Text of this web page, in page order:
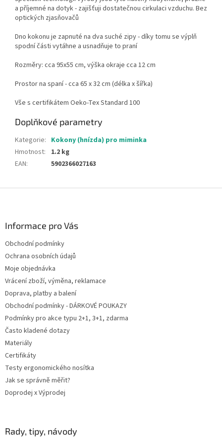
a příjemné na dotyk - zajišťuji dostatečnou cirkulaci vzduchu. Bez
optických zjasňovačů
Dno kokonu je zapnuté na dva suché zipy - díky tomu se výplň
spodní části vytáhne a usnadňuje to praní
Rozměry: cca 95x55 cm, výška okraje cca 12 cm
Prostor na spaní - cca 65 x 32 cm (délka x šířka)
Vše s certifikátem Oeko-Tex Standard 100
Doplňkové parametry
Kategorie: Kokony (hnízda) pro miminka
Hmotnost:
1.2 kg
EAN: 5902366027163
Informace pro Vás
Obchodní podmínky
Ochrana osobních údajů
Moje objednávka
Vrácení zboží, výměna, reklamace
Doprava, platby a balení
Obchodní podmínky - DÁRKOVÉ POUKAZY
Podmínky pro akce typu 2+1, 3+1, zdarma
Často kladené dotazy
Materiály
Certifikáty
Testy ergonomického nosítka
Jak se správně měřit?
Doprodej x Výprodej
Rady, tipy, návody